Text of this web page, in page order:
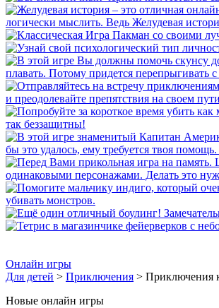
Онлайн игры
Для детей > Приключения > Приключения
Новые онлайн игры